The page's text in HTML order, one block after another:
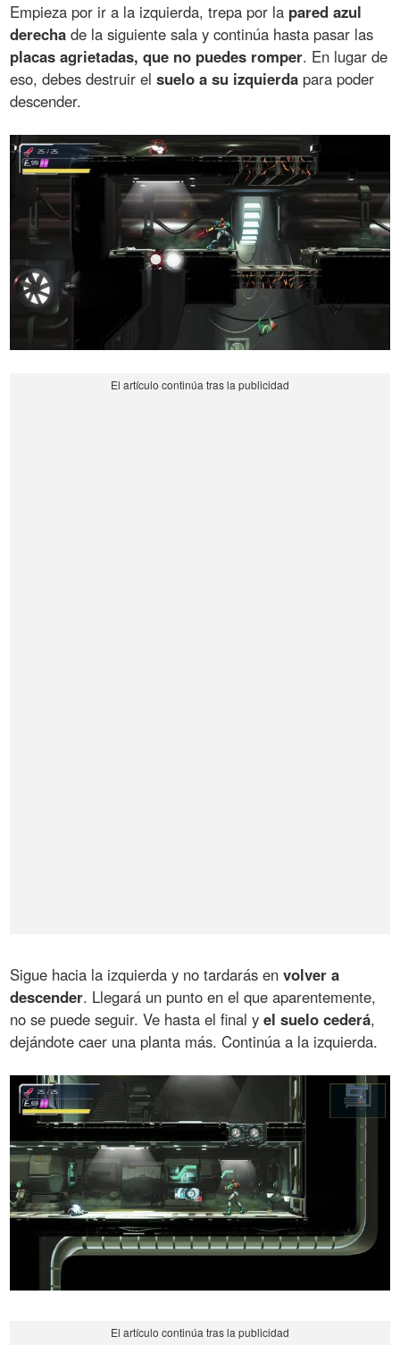
Empieza por ir a la izquierda, trepa por la pared azul
derecha de la siguiente sala y continúa hasta pasar las
placas agrietadas, que no puedes romper. En lugar de
eso, debes destruir elsuelo a su izquierda para poder
descender.
Sigue hacia la izquierda y no tardarás envolver a
descender. Llegará un punto en el que aparentemente,
no se puede seguir. Ve hasta el final yel suelo cederá,
dejándote caer una planta más. Continúa a la izquierda.